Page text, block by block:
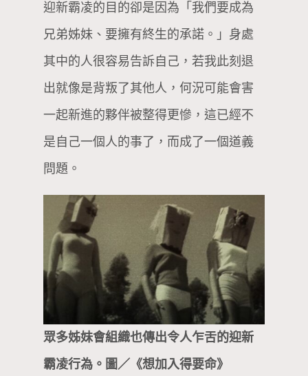
迎新霸凌的目的卻是因為「我們要成為
兄弟姊妹、要擁有終生的承諾。」身處
其中的人很容易告訴自己，若我此刻退
出就像是背叛了其他人，何況可能會害
一起新進的夥伴被整得更慘，這已經不
是自己一個人的事了，而成了一個道義
問題。
眾多姊妹會組織也傳出令人乍舌的迎新
霸凌行為。圖／《想加入得要命》